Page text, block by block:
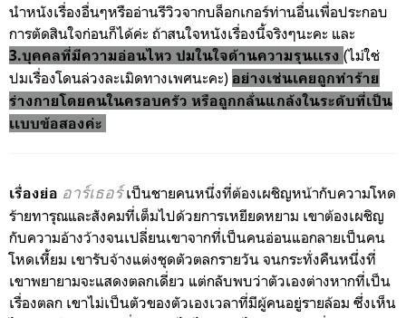
นำหนังเรื่องอื่นๆหรืออ่านรีวิวจากบล็อกเกอร์ท่านอื่นเพื่อประกอบ
การตัดสินใจก่อนก็ได้ค่ะ ถ้าสนใจหนังเรื่องนี้จริงๆนะคะ และ
3.บุคคลที่มีความอ่อนไหว ปมในใจด้านความรุนเเรง (ไม่ใช่
ปมเรื่องโดนล่วงละเมิดทางเพศนะคะ) อย่างเช่นเคยถูกทำร้าย
ร่างกายโดยคนในครอบครัว หรือถูกกลั่นแกล้งในระดับที่เป็น
เเบบข้อสองค่ะ
เรื่องย่อ อาร์เธอร์ เป็นชายคนหนึ่งที่ต้องเผชิญหน้ากับความโหด
ร้ายทารุณและสังคมที่เต็มไปด้วยการเหยียดหยาม เขาต้องเผชิญ
กับความอ้างว้างจนเปลี่ยนเขาจากที่เป็นคนอ่อนแอกลายเป็นคน
โหดเหี้ยม เขารับจ้างแต่งชุดตัวตลกรายวัน จนกระทั่งคืนหนึ่งที่
เขาพยายามจะแสดงตลกเดี่ยว แต่กลับพบว่าตัวเองต่างหากที่เป็น
เรื่องตลก เขาไม่เป็นตัวของตัวเองเวลาที่มีผู้คนอยู่รายล้อม ซึ่งเห็น